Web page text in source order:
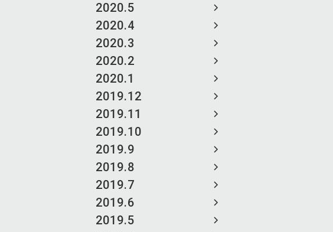
2020.5
2020.4
2020.3
2020.2
2020.1
2019.12
2019.11
2019.10
2019.9
2019.8
2019.7
2019.6
2019.5